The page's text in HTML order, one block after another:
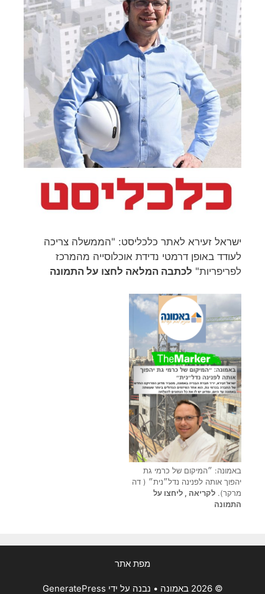
ישראל זעירא לאתר כלכליסט: "הממשלה צריכה
לעודד באופן דרמטי נדידת אוכלוסייה מהמרכז
לפריפריות" לכתבה המלאה לחצו על התמונה
באמונה: ״המיקום של כרמי גת
יהפוך אותה לפנינה נדל״נית״ ( דה
מרקר). לקריאה , ליחצו על
התמונה
מפת אתר
© 2026 באמונה • נבנה על ידי GeneratePress